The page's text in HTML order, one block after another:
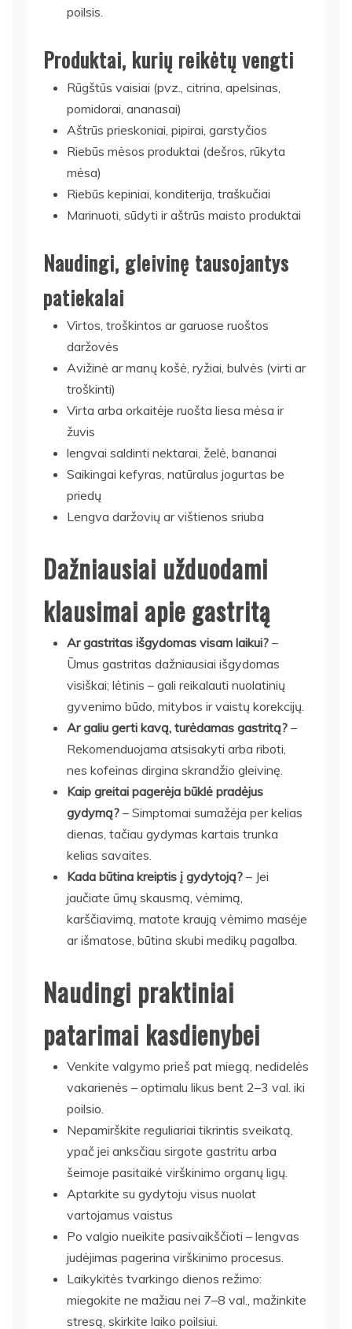
poilsis.
Produktai, kurių reikėtų vengti
Rūgštūs vaisiai (pvz., citrina, apelsinas,
pomidorai, ananasai)
Aštrūs prieskoniai, pipirai, garstyčios
Riebūs mėsos produktai (dešros, rūkyta
mėsa)
Riebūs kepiniai, konditerija, traškučiai
Marinuoti, sūdyti ir aštrūs maisto produktai
Naudingi, gleivinę tausojantys
patiekalai
Virtos, troškintos ar garuose ruoštos
daržovės
Avižinė ar manų košė, ryžiai, bulvės (virti ar
troškinti)
Virta arba orkaitėje ruošta liesa mėsa ir
žuvis
lengvai saldinti nektarai, želė, bananai
Saikingai kefyras, natūralus jogurtas be
priedų
Lengva daržovių ar vištienos sriuba
Dažniausiai užduodami
klausimai apie gastritą
Ar gastritas išgydomas visam laikui? –
Ūmus gastritas dažniausiai išgydomas
visiškai; lėtinis – gali reikalauti nuolatinių
gyvenimo būdo, mitybos ir vaistų korekcijų.
Ar galiu gerti kavą, turėdamas gastritą? –
Rekomenduojama atsisakyti arba riboti,
nes kofeinas dirgina skrandžio gleivinę.
Kaip greitai pagerėja būklė pradėjus
gydymą? – Simptomai sumažėja per kelias
dienas, tačiau gydymas kartais trunka
kelias savaites.
Kada būtina kreiptis į gydytoją? – Jei
jaučiate ūmų skausmą, vėmimą,
karščiavimą, matote kraują vėmimo masėje
ar išmatose, būtina skubi medikų pagalba.
Naudingi praktiniai
patarimai kasdienybei
Venkite valgymo prieš pat miegą, nedidelės
vakarienės – optimalu likus bent 2–3 val. iki
poilsio.
Nepamirškite reguliariai tikrintis sveikatą,
ypač jei anksčiau sirgote gastritu arba
šeimoje pasitaikė virškinimo organų ligų.
Aptarkite su gydytoju visus nuolat
vartojamus vaistus
Po valgio nueikite pasivaikščioti – lengvas
judėjimas pagerina virškinimo procesus.
Laikykitės tvarkingo dienos režimo:
miegokite ne mažiau nei 7–8 val., mažinkite
stresą, skirkite laiko poilsiui.